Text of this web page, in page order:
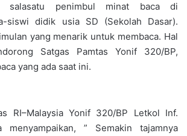
salasatu penimbul minat baca di
siswi didik usia SD (Sekolah Dasar).
yang menarik untuk membaca. Hal
Satgas Pamtas Yonif 320/BP,
yang ada saat ini.
RI–Malaysia Yonif 320/BP Letkol Inf.
menyampaikan, ” Semakin tajamnya